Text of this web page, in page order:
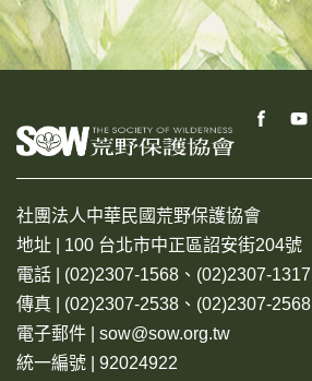
社團法人中華民國荒野保護協會
地址 | 100 台北市中正區詔安街204號
電話 | (02)2307-1568、(02)2307-1317
傳真 | (02)2307-2538、(02)2307-2568
電子郵件 | sow@sow.org.tw
統一編號 | 92024922